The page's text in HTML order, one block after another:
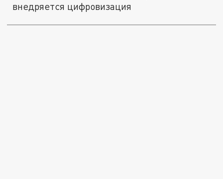
внедряется цифровизация